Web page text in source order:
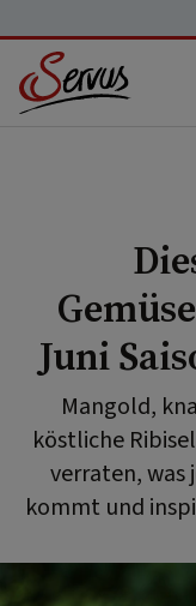
Juni
Mangold,
köstliche
verraten, was
kommt und